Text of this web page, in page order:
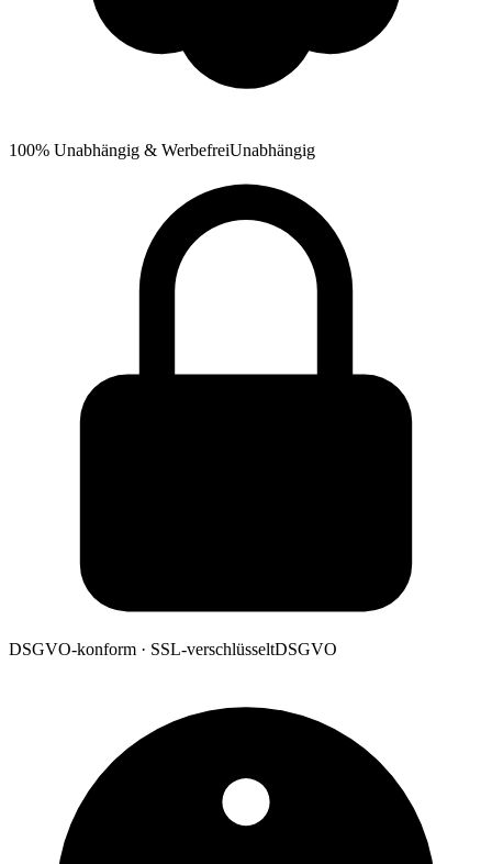
100% Unabhängig & WerbefreiUnabhängig
DSGVO-konform · SSL-verschlüsseltDSGVO